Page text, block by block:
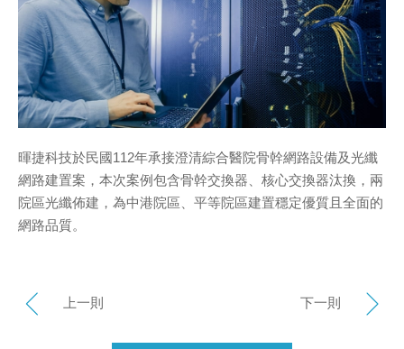
暉捷科技於民國112年承接澄清綜合醫院骨幹網路設備及光纖
網路建置案，本次案例包含骨幹交換器、核心交換器汰換，兩
院區光纖佈建，為中港院區、平等院區建置穩定優質且全面的
網路品質。
上一則 下一則